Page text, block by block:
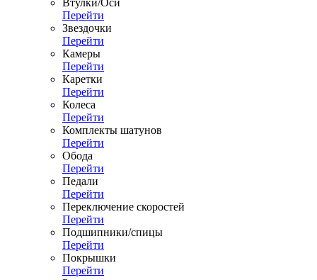
Втулки/Оси
Перейти
Звездочки
Перейти
Камеры
Перейти
Каретки
Перейти
Колеса
Перейти
Комплекты шатунов
Перейти
Обода
Перейти
Педали
Перейти
Переключение скоростей
Перейти
Подшипники/спицы
Перейти
Покрышки
Перейти